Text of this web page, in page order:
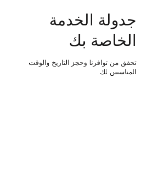
جدولة الخدمة
الخاصة بك
تحقق من توافرنا وحجز التاريخ والوقت
المناسبين لك